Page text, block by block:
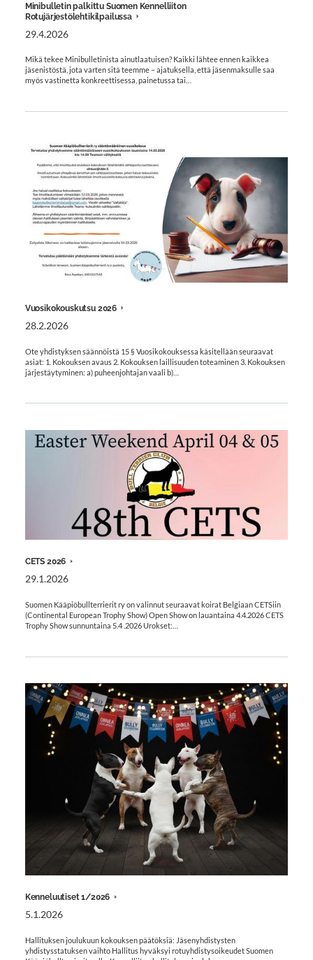
Minibulletin palkittu Suomen Kennelliiton
Rotujärjestölehtikilpailussa
29.4.2026
Mikä tekee Minibulletinista ainutlaatuisen? Kaikki lähtee ennen kaikkea
jäsenistöstä, jota varten sitä teemme – ajatuksella, että jäsenmaksulle saa
myös vastinetta konkreettisessa, painetussa tai…
Vuosikokouskutsu 2026
28.2.2026
Ote yhdistyksen säännöistä 15 § Vuosikokouksessa käsitellään seuraavat
asiat: 1. Kokouksen avaus 2. Kokouksen laillisuuden toteaminen 3. Kokouksen
järjestäytyminen: a) puheenjohtajan vaali b)…
CETS 2026
29.1.2026
Suomen Kääpiöbullterrierit ry on valinnut seuraavat koirat Belgiaan CETSiin
(Continental European Trophy Show) Open Show on lauantaina 4.4.2026 CETS
Trophy Show sunnuntaina 5.4 .2026 Urokset:…
Kenneluutiset 1/2026
5.1.2026
Hallituksen joulukuun kokouksen päätöksiä: Jäsenyhdistysten
yhdistysstatuksen vaihto Hallitus hyväksyi rotuyhdistysoikeudet Suomen